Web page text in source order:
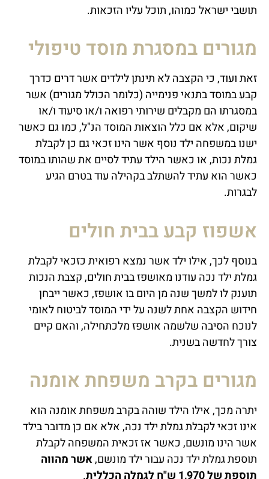
תושבי ישראל כמוהו, תוכל עליו הזכאות.
מגורים במסגרת מוסד טיפולי
זאת ועוד, כי הקצבה לא תינתן לילדים אשר דרים כדרך
קבע במוסד בתנאי פנימייה (כלומר הכולל מגורים) אשר
במסגרתו הם מקבלים שירותי רפואה ו/או סיעוד ו/או
שיקום, אלא אם כלל הוצאות המוסד הנ"ל, כמו גם כאשר
ישנו במשפחה ילד נוסף אשר הינו זכאי גם כן לקבלת
גמלת נכות, או כאשר הילד עתיד לסיים את שהותו במוסד
כאשר הוא עתיד להשתלב בקהילה עוד בטרם הגיע
לבגרות.
אשפוז קבע בבית חולים
בנוסף לכך, אילו ילד אשר נמצא רפואית כזכאי לקבלת
גמלת ילד נכה עודנו מאושפז בבית חולים, קצבת הנכות
תוענק לו למשך שנה מן היום בו אושפז, כאשר ייבחן
חידוש הקצבה אחת לשנה על ידי המוסד לביטוח לאומי
לנוכח הסיבה שלשמה אושפז מלכתחילה, והאם קיים
צורך לחדשה בשנית.
מגורים בקרב משפחת אומנה
יתרה מכך, אילו הילד שוהה בקרב משפחת אומנה הוא
אינו זכאי לקבלת גמלת ילד נכה, אלא אם כן מדובר בילד
אשר הינו מונשם, כאשר אז זכאית המשפחה לקבלת
תוספת גמלת ילד נכה עבור ילד מונשם,אשר מהווה